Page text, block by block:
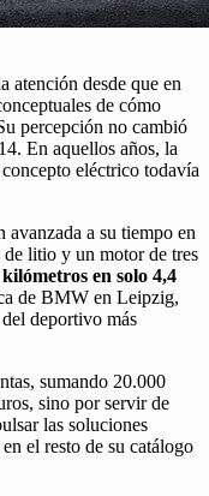
atención desde que en
de cómo
percepción no cambió
En aquellos años, la
eléctrico todavía
a su tiempo en
de litio y un motor de tres
en solo 4,4
de BMW en Leipzig,
deportivo más
sumando 20.000
sino por servir de
las soluciones
el resto de su catálogo